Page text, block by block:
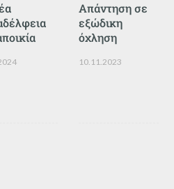
Απάντηση σε
εξώδικη
όχληση
10.11.2023